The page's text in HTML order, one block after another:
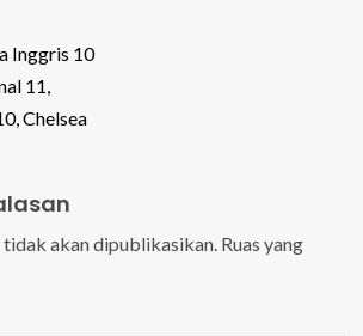
Inggris 10
11,
Chelsea
akan dipublikasikan. Ruas yang